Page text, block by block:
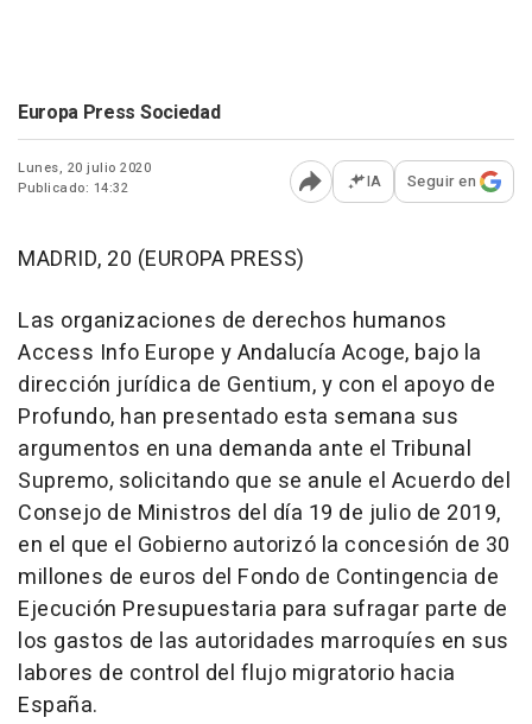
Europa Press Sociedad
Lunes, 20 julio 2020
Publicado: 14:32
Abrir opciones para
IA Seguir en
MADRID, 20 (EUROPA PRESS)
Las organizaciones de derechos humanos
Access Info Europe y Andalucía Acoge, bajo la
dirección jurídica de Gentium, y con el apoyo de
Profundo, han presentado esta semana sus
argumentos en una demanda ante el Tribunal
Supremo, solicitando que se anule el Acuerdo del
Consejo de Ministros del día 19 de julio de 2019,
en el que el Gobierno autorizó la concesión de 30
millones de euros del Fondo de Contingencia de
Ejecución Presupuestaria para sufragar parte de
los gastos de las autoridades marroquíes en sus
labores de control del flujo migratorio hacia
España.